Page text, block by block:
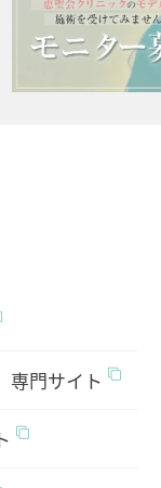
専門サイト